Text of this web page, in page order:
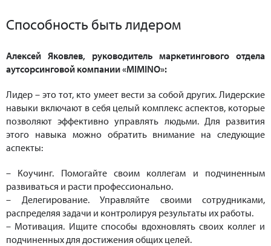
Способность быть лидером
Алексей Яковлев, руководитель маркетингового отдела
аутсорсинговой компании «MIMINO»:
Лидер – это тот, кто умеет вести за собой других. Лидерские
навыки включают в себя целый комплекс аспектов, которые
позволяют эффективно управлять людьми. Для развития
этого навыка можно обратить внимание на следующие
аспекты:
– Коучинг. Помогайте своим коллегам и подчиненным
развиваться и расти профессионально.
– Делегирование. Управляйте своими сотрудниками,
распределяя задачи и контролируя результаты их работы.
– Мотивация. Ищите способы вдохновлять своих коллег и
подчиненных для достижения общих целей.